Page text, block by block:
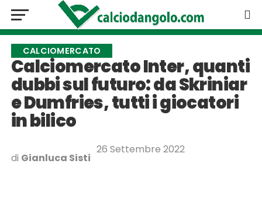
CALCIOMERCATO
Calciomercato Inter, quanti
dubbi sul futuro: da Skriniar
e Dumfries, tutti i giocatori
in bilico
di Gianluca Sisti
26 Settembre 2022